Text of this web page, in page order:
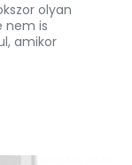
olyan
nem is
amikor